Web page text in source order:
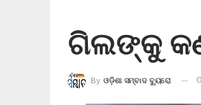
ଗିଲଙ୍କୁ କଣ
By ଓଡ଼ିଶା ସମ୍ବାଦ ବ୍ୟୁରୋ